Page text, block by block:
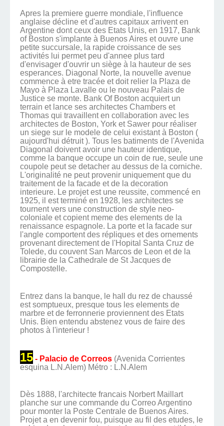
Apres la premiere guerre mondiale, l'influence
anglaise décline et d'autres capitaux arrivent en
Argentine dont ceux des Etats Unis, en 1917, Bank
of Boston s'implante à Buenos Aires et ouvre une
petite succursale, la rapide croissance de ses
activités lui permet peu d'annee plus tard
d'envisager d'ouvrir un siège à la hauteur de ses
esperances. Diagonal Norte, la nouvelle avenue
commence à etre tracée et doit relier la Plaza de
Mayo à Plaza Lavalle ou le nouveau Palais de
Justice se monte. Bank Of Boston acquiert un
terrain et lance ses architectes Chambers et
Thomas qui travaillent en collaboration avec les
architectes de Boston, York et Sawer pour réaliser
un siege sur le modele de celui existant à Boston (
aujourd'hui détruit ). Tous les batiments de l'Avenida
Diagonal doivent avoir une hauteur identique,
comme la banque occupe un coin de rue, seule une
coupole peut se detacher au dessus de la corniche.
L'originalité ne peut provenir uniquement que du
traitement de la facade et de la decoration
interieure. Le projet est une reussite, commencé en
1925, il est terminé en 1928, les architectes se
tournent vers une construction de style neo-
coloniale et copient meme des elements de la
renaissance espagnole. La porte et la facade sur
l'angle comportent des répliques et des ornements
provenant directement de l'Hopital Santa Cruz de
Tolede, du couvent San Marcos de Leon et de la
librairie de la Cathedrale de St Jacques de
Compostelle.
Entrez dans la banque, le hall du rez de chaussé
est somptueux, presque tous les elements de
marbre et de ferronnerie proviennent des Etats
Unis. Bien entendu abstenez vous de faire des
photos à l'interieur !
15 - Palacio de Correos (Avenida Corrientes
esquina L.N.Alem) Métro : L.N.Alem
Dès 1888, l'architecte francais Norbert Maillart
planche sur une commande du Correo Argentino
pour monter la Poste Centrale de Buenos Aires.
Projet a en devenir fou, puisque au fil des etudes, le